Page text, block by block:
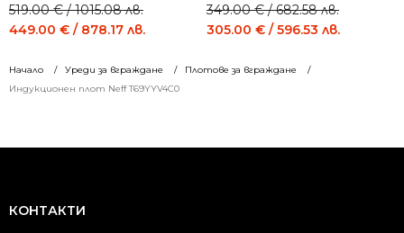
Начало Уреди за вграждане
Плотове за вграждане
Индукционен плот Neff T69YYV4C0
519.00€/ 1015.08 лв.
Original
price
519.00 €
/
449.00 € / 878.17 лв.
Current
price
449.00 €
/
349.00€/ 682.58 лв.
Original
price
349.00 €
305.00 € / 596.53 лв.
Current
price
305.00 €
КОНТАКТИ